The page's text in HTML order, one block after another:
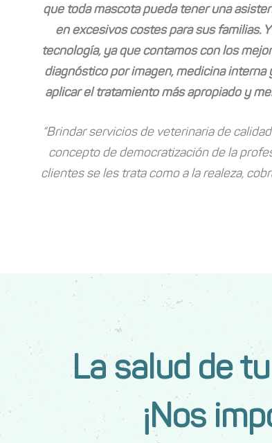
que toda mascota pueda tener una
en excesivos costes para sus familias.
tecnología, ya que contamos con los
diagnóstico por imagen, medicina interna
aplicar el tratamiento más apropiado y
“Brindar servicios de veterinaria de
concepto de democratización de la
clientes se les trata como a la realeza,
La salud de
¡Nos